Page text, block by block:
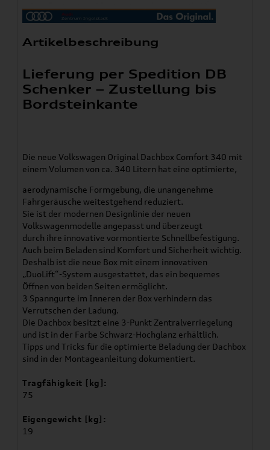
Artikelbeschreibung
Lieferung per Spedition DB
Schenker – Zustellung bis
Bordsteinkante
Die neue Volkswagen Original Dachbox Comfort 340 mit
einem Volumen von ca. 340 Litern hat eine optimierte,
aerodynamische Formgebung, die unangenehme
Fahrgeräusche weitestgehend reduziert.
Sie ist der modernen Designlinie der neuen
Volkswagenmodelle angepasst und überzeugt
durch ihre innovative vormontierte Schnellbefestigung.
Auch beim Beladen sind Komfort und Sicherheit wichtig.
Deshalb ist die neue Box mit einem innovativen
„DuoLift“-System ausgestattet, das ein bequemes
Öffnen von beiden Seiten ermöglicht.
3 Spanngurte im Inneren der Box verhindern das
Verrutschen der Ladung.
Die Dachbox besitzt eine 3-Punkt Zentralverriegelung
und ist in der Farbe Schwarz-Hochglanz erhältlich.
Tipps und Tricks für die optimierte Beladung der Dachbox
sind in der Montageanleitung dokumentiert.
Tragfähigkeit [kg]:
75
Eigengewicht [kg]:
19